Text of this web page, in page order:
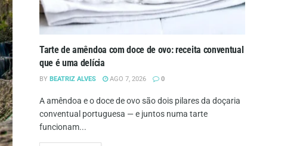
Tarte de amêndoa com doce de ovo: receita conventual
que é uma delícia
BY BEATRIZ ALVES AGO 7, 2026 0
A amêndoa e o doce de ovo são dois pilares da doçaria
conventual portuguesa — e juntos numa tarte
funcionam...